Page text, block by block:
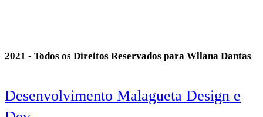
2021 - Todos os Direitos Reservados para Wllana Dantas
Desenvolvimento Malagueta Design e